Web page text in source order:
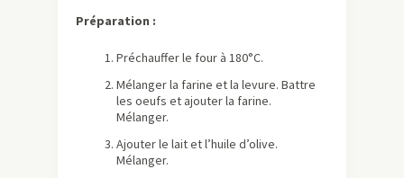
Préparation :
Préchauffer le four à 180°C.
Mélanger la farine et la levure. Battre
les oeufs et ajouter la farine.
Mélanger.
Ajouter le lait et l’huile d’olive.
Mélanger.